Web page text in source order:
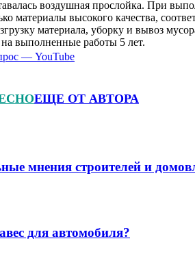
воздушная прослойка. При
материалы высокого качества,
материала, уборку и вывоз
на выполненные работы 5 лет.
— YouTube
ЕЩЕ ОТ АВТОРА
мнения строителей и
для автомобиля?